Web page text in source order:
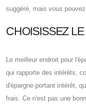
suggéré, mais vous
CHOISISSEZ
Le meilleur endroit pour
qui rapporte des intérêts,
d'épargne portant intérêt,
frais. Ce n'est pas une